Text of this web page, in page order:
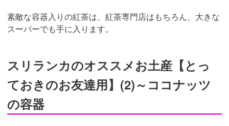
素敵な容器入りの紅茶は、紅茶専門店はもちろん、大きな
スーパーでも手に入ります。
スリランカのオススメお土産【とっ
ておきのお友達用】(2)～ココナッツ
の容器